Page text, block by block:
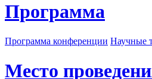
Программа
Программа конференции Научные
Место